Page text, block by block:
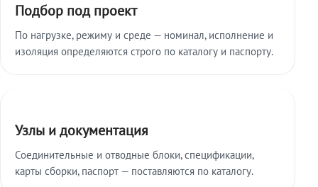
Подбор под проект
По нагрузке, режиму и среде — номинал, исполнение и
изоляция определяются строго по каталогу и паспорту.
Узлы и документация
Соединительные и отводные блоки, спецификации,
карты сборки, паспорт — поставляются по каталогу.